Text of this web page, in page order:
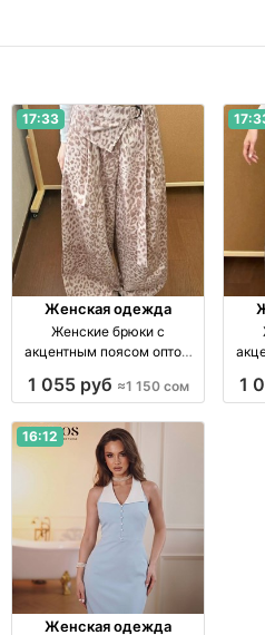
17:33
Женская одежда
Женские брюки с
акцентным поясом оптом
производство Китай
1 055 руб ≈1 150 сом
L
1
16:12
Женская одежда